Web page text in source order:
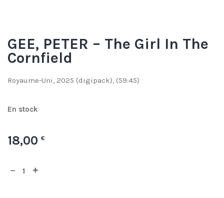
GEE, PETER – The Girl In The
Cornfield
Royaume-Uni, 2025 (digipack), (59:45)
En stock
18,00 €